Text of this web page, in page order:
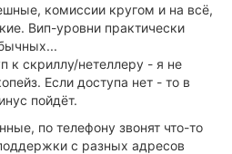
комиссии кругом и на всё,
Вип-уровни практически
к скриллу/нетеллеру - я не
Если доступа нет - то в
пойдёт.
по телефону звонят что-то
с разных адресов